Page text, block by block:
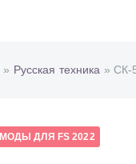
» Русская техника » СК-
МОДЫ ДЛЯ FS 2022